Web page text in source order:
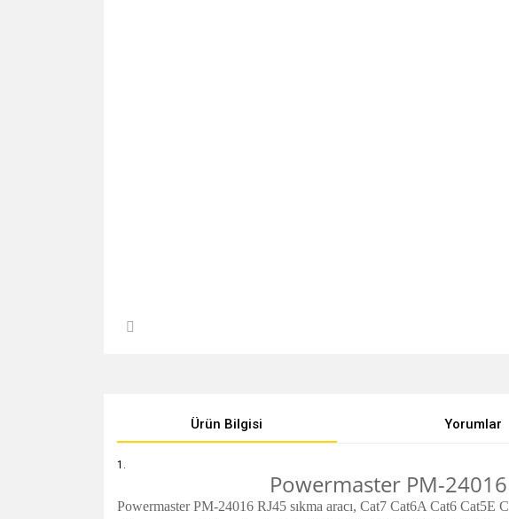
Ürün Bilgisi Yorumlar
Powermaster PM-24016
Powermaster PM-24016 RJ45 sıkma aracı, Cat7 Cat6A Cat6 Cat5E